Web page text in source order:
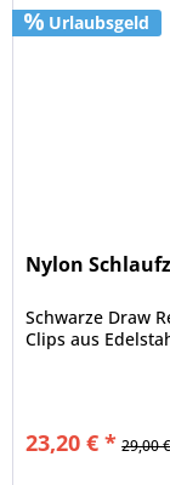
Urlaubsgeld
Nylon
Schwarze Draw
Clips aus
23,20 € * 29,00